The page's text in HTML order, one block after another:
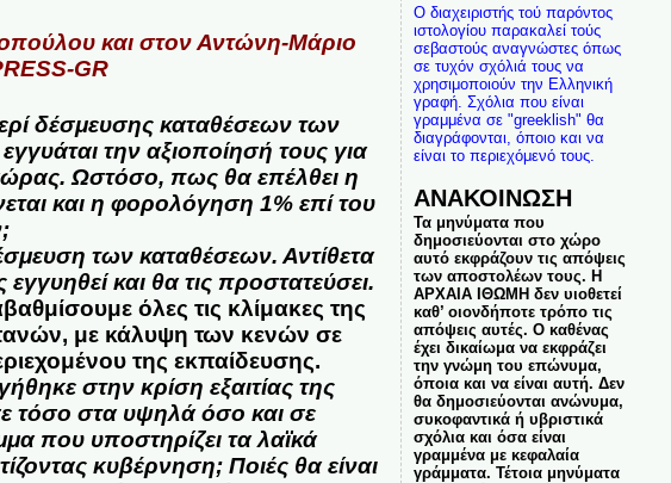
και στονΑντώνη-Μάριο
GR
δέσμευσης καταθέσεων των
την αξιοποίησή τους για
Ωστόσο, πως θα επέλθει η
και η φορολόγηση 1% επί του
των καταθέσεων. Αντίθετα
και θα τις προστατεύσει.
όλες τις κλίμακες της
με κάλυψη των κενών σε
της εκπαίδευσης.
στην κρίση εξαιτίας της
τόσο στα υψηλά όσο και σε
που υποστηρίζει τα λαϊκά
κυβέρνηση; Ποιές θα είναι
Ο διαχειριστής τού παρόντος
ιστολογίου παρακαλεί τούς
σεβαστούς αναγνώστες όπως
σε τυχόν σχόλιά τους να
χρησιμοποιούν την Ελληνική
γραφή. Σχόλια που είναι
γραμμένα σε "greeklish" θα
διαγράφονται, όποιο και να
είναι το περιεχόμενό τους.
ΑΝΑΚΟΙΝΩΣΗ
Τα μηνύματα που
δημοσιεύονται στο χώρο
αυτό εκφράζουν τις απόψεις
των αποστολέων τους. Η
ΑΡΧΑΙΑ ΙΘΩΜΗ δεν υιοθετεί
καθ’ οιονδήποτε τρόπο τις
απόψεις αυτές. Ο καθένας
έχει δικαίωμα να εκφράζει
την γνώμη του επώνυμα,
όποια και να είναι αυτή. Δεν
θα δημοσιεύονται ανώνυμα,
συκοφαντικά ή υβριστικά
σχόλια και όσα είναι
γραμμένα με κεφαλαία
γράμματα. Τέτοια μηνύματα